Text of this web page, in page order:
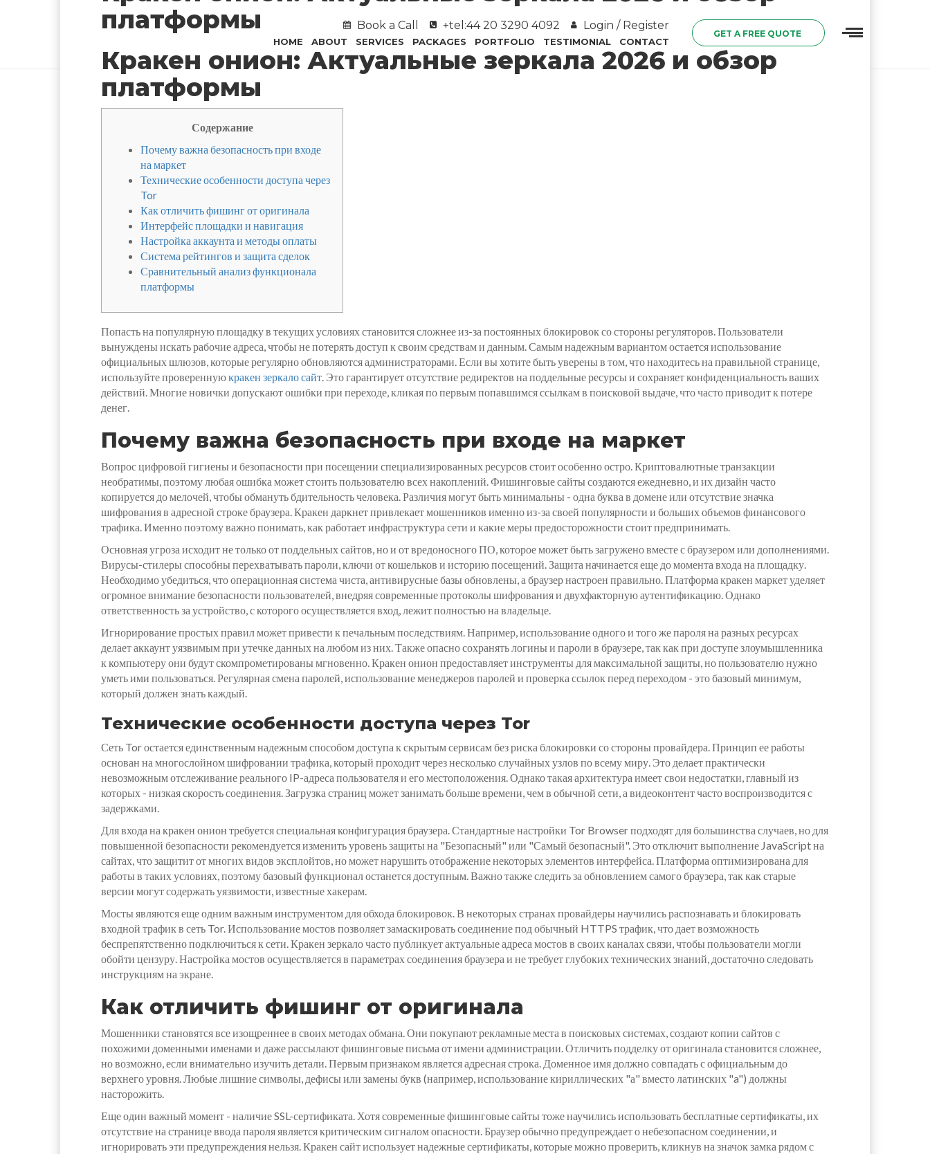
Book a Call +tel:44 20 3290 4092 Login / Register
HOME ABOUT SERVICES PACKAGES PORTFOLIO TESTIMONIAL CONTACT
GET A FREE QUOTE
платформы
Кракен онион: Актуальные зеркала 2026 и обзор
платформы
Содержание
Почему важна безопасность при входе
на маркет
Технические особенности доступа через
Tor
Как отличить фишинг от оригинала
Интерфейс площадки и навигация
Настройка аккаунта и методы оплаты
Система рейтингов и защита сделок
Сравнительный анализ функционала
платформы
Попасть на популярную площадку в текущих условиях становится сложнее из-за постоянных блокировок со стороны регуляторов. Пользователи
вынуждены искать рабочие адреса, чтобы не потерять доступ к своим средствам и данным. Самым надежным вариантом остается использование
официальных шлюзов, которые регулярно обновляются администраторами. Если вы хотите быть уверены в том, что находитесь на правильной странице,
используйте провереннуюкракен зеркало сайт. Это гарантирует отсутствие редиректов на поддельные ресурсы и сохраняет конфиденциальность ваших
действий. Многие новички допускают ошибки при переходе, кликая по первым попавшимся ссылкам в поисковой выдаче, что часто приводит к потере
денег.
Почему важна безопасность при входе на маркет
Вопрос цифровой гигиены и безопасности при посещении специализированных ресурсов стоит особенно остро. Криптовалютные транзакции
необратимы, поэтому любая ошибка может стоить пользователю всех накоплений. Фишинговые сайты создаются ежедневно, и их дизайн часто
копируется до мелочей, чтобы обмануть бдительность человека. Различия могут быть минимальны - одна буква в домене или отсутствие значка
шифрования в адресной строке браузера. Кракен даркнет привлекает мошенников именно из-за своей популярности и больших объемов финансового
трафика. Именно поэтому важно понимать, как работает инфраструктура сети и какие меры предосторожности стоит предпринимать.
Основная угроза исходит не только от поддельных сайтов, но и от вредоносного ПО, которое может быть загружено вместе с браузером или дополнениями.
Вирусы-стилеры способны перехватывать пароли, ключи от кошельков и историю посещений. Защита начинается еще до момента входа на площадку.
Необходимо убедиться, что операционная система чиста, антивирусные базы обновлены, а браузер настроен правильно. Платформа кракен маркет уделяет
огромное внимание безопасности пользователей, внедряя современные протоколы шифрования и двухфакторную аутентификацию. Однако
ответственность за устройство, с которого осуществляется вход, лежит полностью на владельце.
Игнорирование простых правил может привести к печальным последствиям. Например, использование одного и того же пароля на разных ресурсах
делает аккаунт уязвимым при утечке данных на любом из них. Также опасно сохранять логины и пароли в браузере, так как при доступе злоумышленника
к компьютеру они будут скомпрометированы мгновенно. Кракен онион предоставляет инструменты для максимальной защиты, но пользователю нужно
уметь ими пользоваться. Регулярная смена паролей, использование менеджеров паролей и проверка ссылок перед переходом - это базовый минимум,
который должен знать каждый.
Технические особенности доступа через Tor
Сеть Tor остается единственным надежным способом доступа к скрытым сервисам без риска блокировки со стороны провайдера. Принцип ее работы
основан на многослойном шифровании трафика, который проходит через несколько случайных узлов по всему миру. Это делает практически
невозможным отслеживание реального IP-адреса пользователя и его местоположения. Однако такая архитектура имеет свои недостатки, главный из
которых - низкая скорость соединения. Загрузка страниц может занимать больше времени, чем в обычной сети, а видеоконтент часто воспроизводится с
задержками.
Для входа на кракен онион требуется специальная конфигурация браузера. Стандартные настройки Tor Browser подходят для большинства случаев, но для
повышенной безопасности рекомендуется изменить уровень защиты на "Безопасный" или "Самый безопасный". Это отключит выполнение JavaScript на
сайтах, что защитит от многих видов эксплойтов, но может нарушить отображение некоторых элементов интерфейса. Платформа оптимизирована для
работы в таких условиях, поэтому базовый функционал останется доступным. Важно также следить за обновлением самого браузера, так как старые
версии могут содержать уязвимости, известные хакерам.
Мосты являются еще одним важным инструментом для обхода блокировок. В некоторых странах провайдеры научились распознавать и блокировать
входной трафик в сеть Tor. Использование мостов позволяет замаскировать соединение под обычный HTTPS трафик, что дает возможность
беспрепятственно подключиться к сети. Кракен зеркало часто публикует актуальные адреса мостов в своих каналах связи, чтобы пользователи могли
обойти цензуру. Настройка мостов осуществляется в параметрах соединения браузера и не требует глубоких технических знаний, достаточно следовать
инструкциям на экране.
Как отличить фишинг от оригинала
Мошенники становятся все изощреннее в своих методах обмана. Они покупают рекламные места в поисковых системах, создают копии сайтов с
похожими доменными именами и даже рассылают фишинговые письма от имени администрации. Отличить подделку от оригинала становится сложнее,
но возможно, если внимательно изучить детали. Первым признаком является адресная строка. Доменное имя должно совпадать с официальным до
верхнего уровня. Любые лишние символы, дефисы или замены букв (например, использование кириллических "а" вместо латинских "a") должны
насторожить.
Еще один важный момент - наличие SSL-сертификата. Хотя современные фишинговые сайты тоже научились использовать бесплатные сертификаты, их
отсутствие на странице ввода пароля является критическим сигналом опасности. Браузер обычно предупреждает о небезопасном соединении, и
игнорировать эти предупреждения нельзя. Кракен сайт использует надежные сертификаты, которые можно проверить, кликнув на значок замка рядом с